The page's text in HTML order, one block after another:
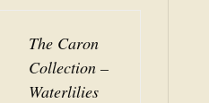
The Caron
Collection –
Waterlilies